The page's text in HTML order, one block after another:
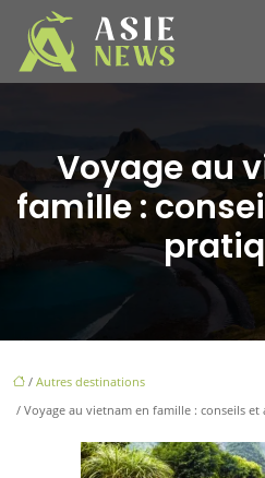
Voyage au
famille :
/ Autres destinations
/ Voyage au vietnam en famille : conseils et